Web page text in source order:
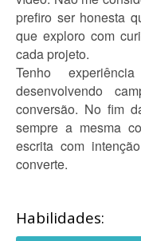
prefiro ser honesta
que exploro com
cada projeto.
Tenho
desenvolvendo
conversão. No fim
sempre a mesma
escrita com
converte.
Habilidades: